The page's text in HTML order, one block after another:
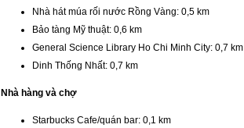
Nhà hát múa rối nước Rồng Vàng: 0,5 km
Bảo tàng Mỹ thuật: 0,6 km
General Science Library Ho Chi Minh City: 0,7 km
Dinh Thống Nhất: 0,7 km
Nhà hàng và chợ
Starbucks Cafe/quán bar: 0,1 km